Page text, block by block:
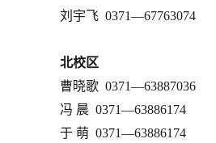
刘宇飞 0371—67763074
北校区
曹晓歌 0371—63887036
冯 晨 0371—63886174
于 萌 0371—63886174